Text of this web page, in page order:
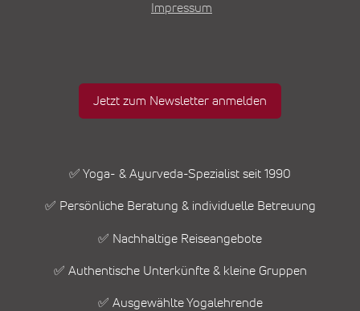
Impressum
Jetzt zum Newsletter anmelden
✅ Yoga- & Ayurveda-Spezialist seit 1990
✅ Persönliche Beratung & individuelle Betreuung
✅ Nachhaltige Reiseangebote
✅ Authentische Unterkünfte & kleine Gruppen
✅ Ausgewählte Yogalehrende